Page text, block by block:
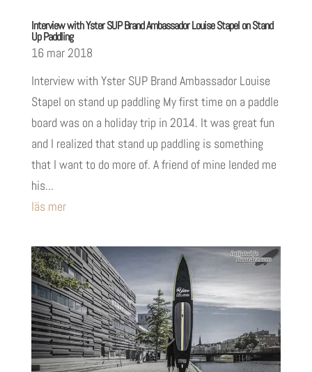
Interview with Yster SUP Brand Ambassador Louise Stapel on Stand
Up Paddling
16 mar 2018
Interview with Yster SUP Brand Ambassador Louise
Stapel on stand up paddling My first time on a paddle
board was on a holiday trip in 2014. It was great fun
and I realized that stand up paddling is something
that I want to do more of. A friend of mine lended me
his...
läs mer